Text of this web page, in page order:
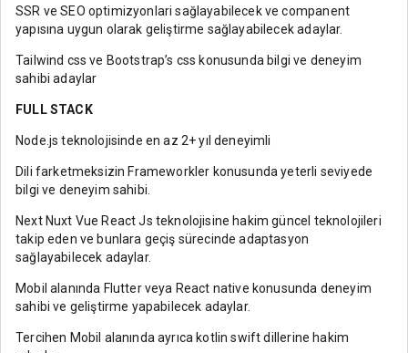
SSR ve SEO optimizyonlari sağlayabilecek ve companent
yapısına uygun olarak geliştirme sağlayabilecek adaylar.
Tailwind css ve Bootstrap’s css konusunda bilgi ve deneyim
sahibi adaylar
FULL STACK
Node.js teknolojisinde en az 2+ yıl deneyimli
Dili farketmeksizin Frameworkler konusunda yeterli seviyede
bilgi ve deneyim sahibi.
Next Nuxt Vue React Js teknolojisine hakim güncel teknolojileri
takip eden ve bunlara geçiş sürecinde adaptasyon
sağlayabilecek adaylar.
Mobil alanında Flutter veya React native konusunda deneyim
sahibi ve geliştirme yapabilecek adaylar.
Tercihen Mobil alanında ayrıca kotlin swift dillerine hakim